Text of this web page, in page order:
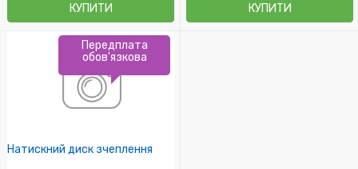
КУПИТИ КУПИТИ
Натискний диск зчеплення
Передплата
обов'язкова